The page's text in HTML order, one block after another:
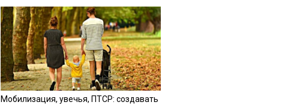
Мобилизация, увечья, ПТСР: создавать